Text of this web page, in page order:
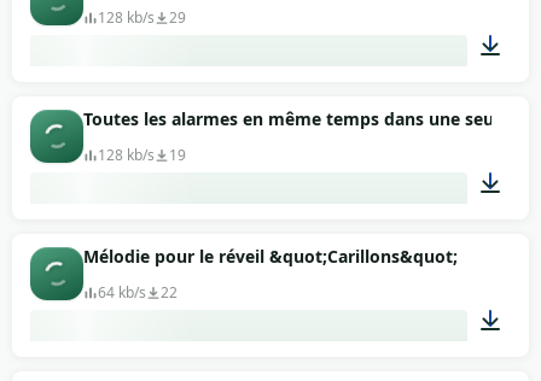
128 kb/s 29
00:20
Toutes les alarmes en même temps dans une seule
128 kb/s 19
Mélodie pour le réveil &quot;Carillons&quot;
64 kb/s 22